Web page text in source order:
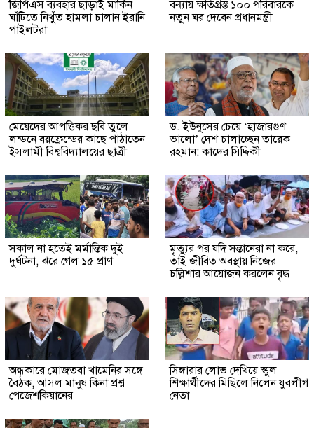
জিপিএস ব্যবহার ছাড়াই মার্কিন
ঘাঁটিতে নিখুঁত হামলা চালান ইরানি
পাইলটরা
বন্যায় ক্ষতিগ্রস্ত ১০০ পরিবারকে
নতুন ঘর দেবেন প্রধানমন্ত্রী
মেয়েদের আপত্তিকর ছবি তুলে
লন্ডনে বয়ফ্রেন্ডের কাছে পাঠাতেন
ইসলামী বিশ্ববিদ্যালয়ের ছাত্রী
ড. ইউনূসের চেয়ে ‘হাজারগুণ
ভালো’ দেশ চালাচ্ছেন তারেক
রহমান: কাদের সিদ্দিকী
সকাল না হতেই মর্মান্তিক দুই
দুর্ঘটনা, ঝরে গেল ১৫ প্রাণ
মৃত্যুর পর যদি সন্তানেরা না করে,
তাই জীবিত অবস্থায় নিজের
চল্লিশার আয়োজন করলেন বৃদ্ধ
অন্ধকারে মোজতবা খামেনির সঙ্গে
বৈঠক, আসল মানুষ কিনা প্রশ্ন
পেজেশকিয়ানের
সিঙ্গারার লোভ দেখিয়ে স্কুল
শিক্ষার্থীদের মিছিলে নিলেন যুবলীগ
নেতা